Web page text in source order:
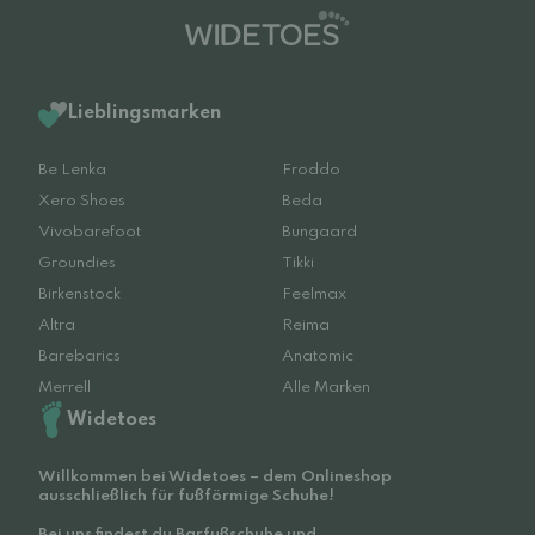
Lieblingsmarken
Be Lenka
Froddo
Xero Shoes
Beda
Vivobarefoot
Bungaard
Groundies
Tikki
Birkenstock
Feelmax
Altra
Reima
Barebarics
Anatomic
Merrell
Alle Marken
Widetoes
Willkommen bei Widetoes – dem Onlineshop
ausschließlich für fußförmige Schuhe!